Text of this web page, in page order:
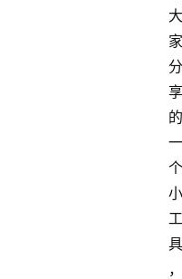
大
家
分
享
的
一
个
小
工
具
，